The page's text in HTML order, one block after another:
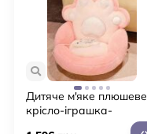
Дитяче м'яке плюшеве
крісло-іграшка-